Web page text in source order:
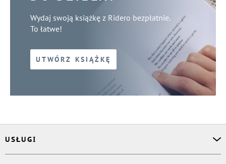
Wydaj swoją książkę z Ridero bezpłatnie.
To łatwe!
UTWÓRZ KSIĄŻKĘ
USŁUGI